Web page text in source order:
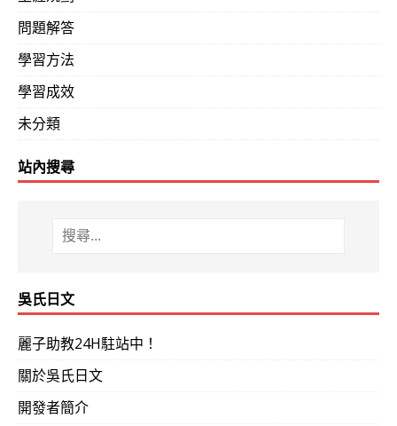
問題解答
學習方法
學習成效
未分類
站內搜尋
吳氏日文
麗子助教24H駐站中！
關於吳氏日文
開發者簡介